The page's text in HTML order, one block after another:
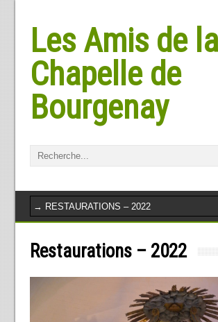
Les Amis de la
Chapelle de
Bourgenay
Restaurations – 2022